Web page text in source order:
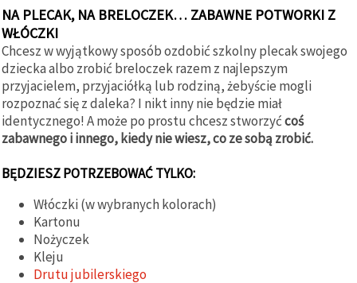
NA PLECAK, NA BRELOCZEK… ZABAWNE POTWORKI Z
WŁÓCZKI
Chcesz w wyjątkowy sposób ozdobić szkolny plecak swojego
dziecka albo zrobić breloczek razem z najlepszym
przyjacielem, przyjaciółką lub rodziną, żebyście mogli
rozpoznać się z daleka? I nikt inny nie będzie miał
identycznego! A może po prostu chcesz stworzyćcoś
zabawnego i innego, kiedy nie wiesz, co ze sobą zrobić.
BĘDZIESZ POTRZEBOWAĆ TYLKO:
Włóczki (w wybranych kolorach)
Kartonu
Nożyczek
Kleju
Drutu jubilerskiego